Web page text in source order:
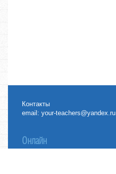
Контакты
email:your-teachers@yandex.ru
Онлайн